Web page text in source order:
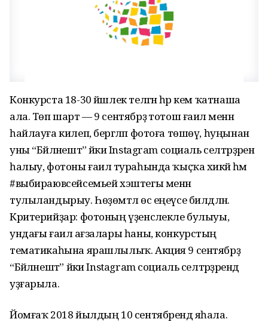
Конкурста 18-30 йәшлек теләгән һәр кем ҡатнаша
ала. Төп шарт — 9 сентябрҙә тотош ғаилә менән
һайлауға килеп, бергәләп фотоға төшөү, һуңынан
уны “Бәйләнештә” йәки Instagram социаль селтәрҙәренә
һалыу, фотоны ғаилә тураһында ҡыҫҡа хикәйә һәм
#выбираювсейсемьей хэштегы менән
тулыландырыу. Һөҙөмтәлә өс еңеүсе билдәләнә.
Критерийҙар: фотоның үҙенсәлекле булыуы,
ундағы ғаилә ағзалары һаны, конкурстың
тематикаһына ярашлылыҡ. Акция 9 сентябрҙә
“Бәйләнештә” йәки Instagram социаль селтәрҙәрендә
уҙғарыла.
Йомғаҡ 2018 йылдың 10 сентябрендә яһала.